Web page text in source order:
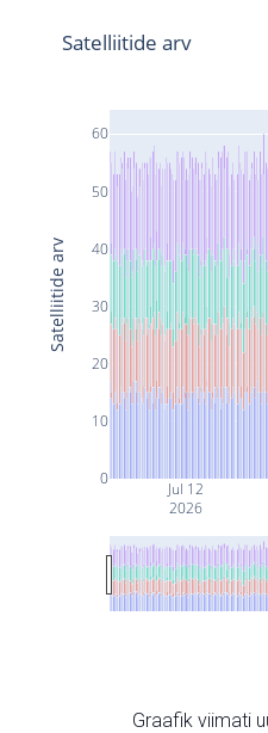
Jul 12
2026
0
10
20
30
40
50
60
Satelliitide arv
Satelliitide arv
Graafik viimati